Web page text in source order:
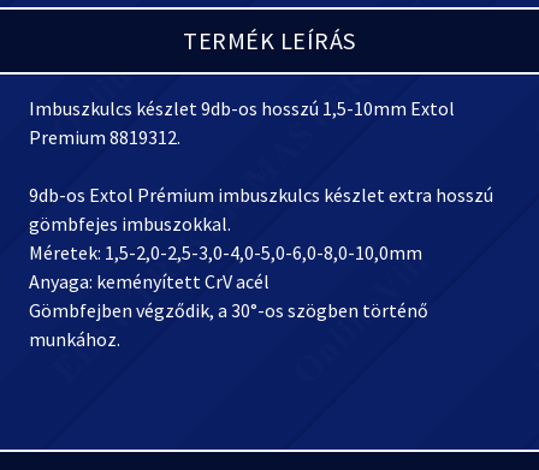
TERMÉK LEÍRÁS
Imbuszkulcs készlet 9db-os hosszú 1,5-10mm Extol
Premium 8819312.
9db-os Extol Prémium imbuszkulcs készlet extra hosszú
gömbfejes imbuszokkal.
Méretek: 1,5-2,0-2,5-3,0-4,0-5,0-6,0-8,0-10,0mm
Anyaga: keményített CrV acél
Gömbfejben végződik, a 30°-os szögben történő
munkához.